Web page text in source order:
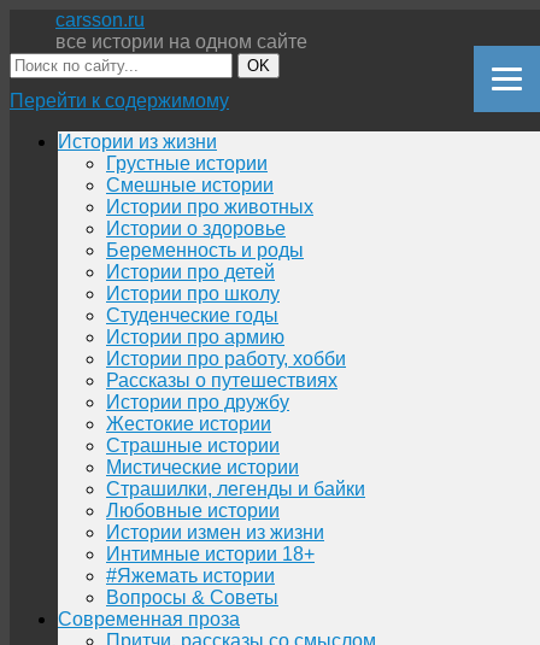
carsson.ru
все истории на одном сайте
OK
Перейти к содержимому
Истории из жизни
Грустные истории
Смешные истории
Истории про животных
Истории о здоровье
Беременность и роды
Истории про детей
Истории про школу
Студенческие годы
Истории про армию
Истории про работу, хобби
Рассказы о путешествиях
Истории про дружбу
Жестокие истории
Страшные истории
Мистические истории
Страшилки, легенды и байки
Любовные истории
Истории измен из жизни
Интимные истории 18+
#Яжемать истории
Вопросы & Советы
Современная проза
Притчи, рассказы со смыслом